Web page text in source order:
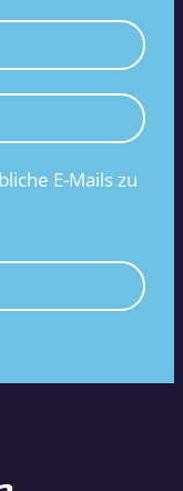
E-Mails zu